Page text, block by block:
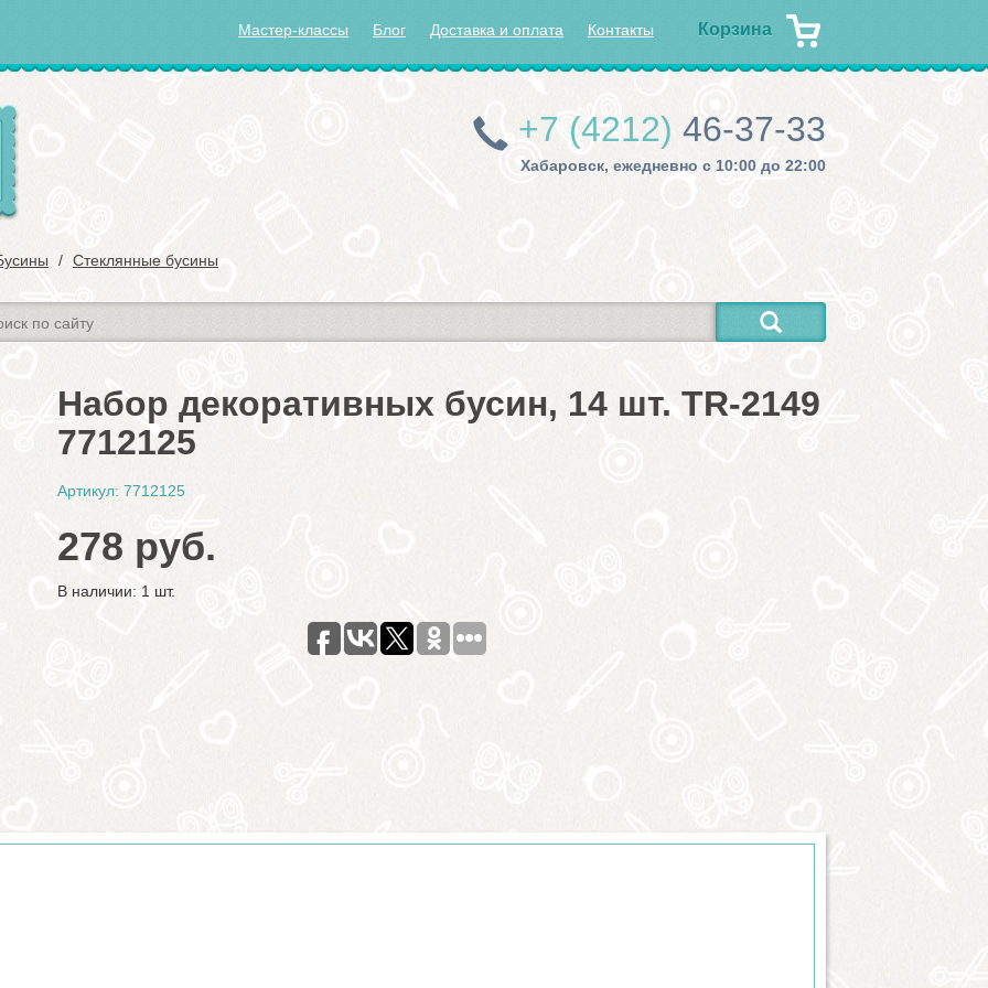
Корзина
Мастер-классы Блог Доставка и оплата Контакты
+7 (4212) 46-37-33
Хабаровск, ежедневно с 10:00 до 22:00
Стеклянные бусины
Набор декоративных бусин, 14 шт. TR-2149
7712125
Артикул: 7712125
278 руб.
В наличии: 1 шт.